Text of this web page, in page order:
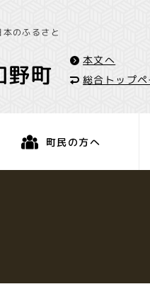
のふるさと
本文へ
総合トップ
町民の方へ